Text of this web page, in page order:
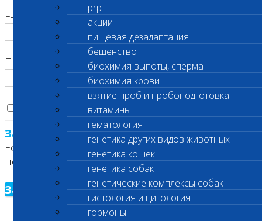
prp
акции
пищевая дезадаптация
бешенство
биохимия выпоты, сперма
биохимия крови
взятие проб и пробоподготовка
витамины
гематология
генетика других видов животных
генетика кошек
генетика собак
генетические комплексы собак
гистология и цитология
гормоны
E-mail
Пароль
Запомнить меня на этом компьютере
Забыли свой пароль?
Если вы впервые на сайте, заполните,
пожалуйста, регистрационную форму.
Зарегистрироваться